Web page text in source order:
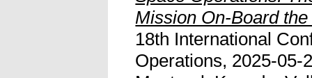
Mission On-Board
18th International
Operations, 2025-05-